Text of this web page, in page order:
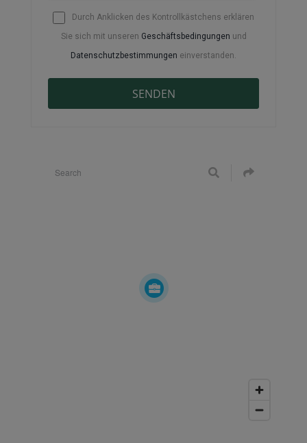
Durch Anklicken des Kontrollkästchens erklären
Sie sich mit unseren Geschäftsbedingungen und
Datenschutzbestimmungen einverstanden.